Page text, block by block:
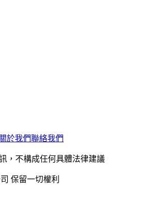
關於我們聯絡我們
，不構成任何具體法律建議
保留一切權利